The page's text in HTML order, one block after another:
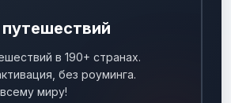
в 190+ странах.
без роуминга.
миру!